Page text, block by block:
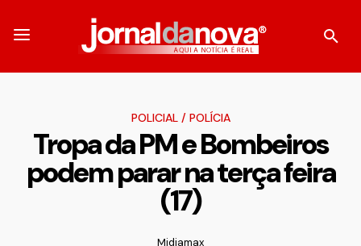
POLICIAL/ POLÍCIA
Tropa da PM e Bombeiros
podem parar na terça feira
(17)
Midiamax